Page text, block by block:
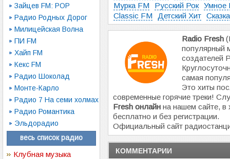
Зайцев FM: POP
Радио Родных Дорог
Милицейская Волна
ПИ FM
Хайп FM
Кекс FM
Радио Шоколад
Монте-Карло
Радио 7 На семи холмах
Радио Романтика
Эльдорадио
весь список радио
Клубная музыка
Мурка FM
Русский Рок Умное
Classic FM
Детский Хит
Radio Fresh
популярный
создателей
самая
Это хиты
современные горячие треки!
Fresh онлайн на нашем сайте, в
бесплатно и без регистрации.
Официальный сайт
КОММЕНТАРИИ